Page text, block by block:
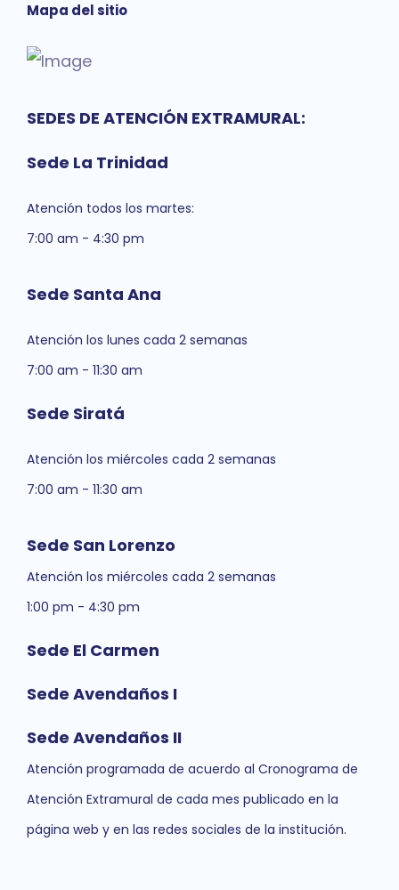
Mapa del sitio
SEDES DE ATENCIÓN EXTRAMURAL:
Sede La Trinidad
Atención todos los martes:
7:00 am - 4:30 pm
Sede Santa Ana
Atención los lunes cada 2 semanas
7:00 am - 11:30 am
Sede Siratá
Atención los miércoles cada 2 semanas
7:00 am - 11:30 am
Sede San Lorenzo
Atención los miércoles cada 2 semanas
1:00 pm - 4:30 pm
Sede El Carmen
Sede Avendaños I
Sede Avendaños II
Atención programada de acuerdo al Cronograma de
Atención Extramural de cada mes publicado en la
página web y en las redes sociales de la institución.